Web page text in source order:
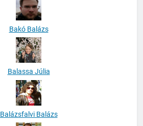
Bakó Balázs
Balassa Júlia
Balázsfalvi Balázs